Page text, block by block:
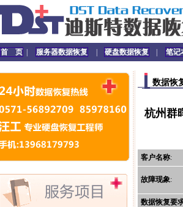
首 页 服务器数据恢复 硬盘数据恢复 笔记
数据恢
杭州群
客户名称:
故障现象:
数据恢复要